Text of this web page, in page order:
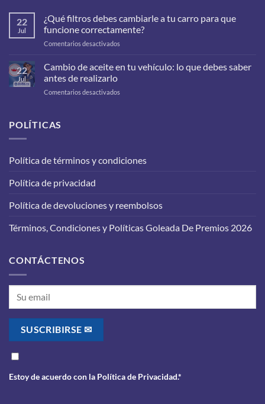
22
Jul
¿Qué filtros debes cambiarle a tu carro para que
funcione correctamente?
Comentarios desactivados
filtros
debes
a
22
Jul
Cambio de aceite en tu vehículo: lo que debes saber
antes de realizarlo
Comentarios desactivados
lo
POLÍTICAS
Política de términos y condiciones
Política de privacidad
Política de devoluciones y reembolsos
Términos, Condiciones y Políticas Goleada De Premios 2026
CONTÁCTENOS
Estoy de acuerdo con la Política de Privacidad.*